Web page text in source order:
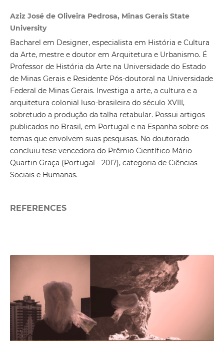
Aziz José de Oliveira Pedrosa, Minas Gerais State
University
Bacharel em Designer, especialista em História e Cultura
da Arte, mestre e doutor em Arquitetura e Urbanismo. É
Professor de História da Arte na Universidade do Estado
de Minas Gerais e Residente Pós-doutoral na Universidade
Federal de Minas Gerais. Investiga a arte, a cultura e a
arquitetura colonial luso-brasileira do século XVIII,
sobretudo a produção da talha retabular. Possui artigos
publicados no Brasil, em Portugal e na Espanha sobre os
temas que envolvem suas pesquisas. No doutorado
concluiu tese vencedora do Prêmio Científico Mário
Quartin Graça (Portugal - 2017), categoria de Ciências
Sociais e Humanas.
REFERENCES